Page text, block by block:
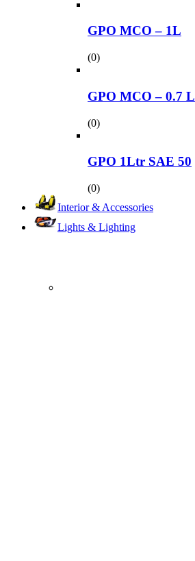
GPO MCO – 1L
(0)
GPO MCO – 0.7 L
(0)
GPO 1Ltr SAE 50
(0)
Interior & Accessories
Lights & Lighting